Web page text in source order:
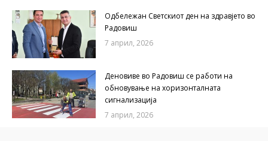
Одбележан Светскиот ден на здравјето во
Радовиш
7 април, 2026
Деновиве во Радовиш се работи на
обновување на хоризонталната
сигнализација
7 април, 2026